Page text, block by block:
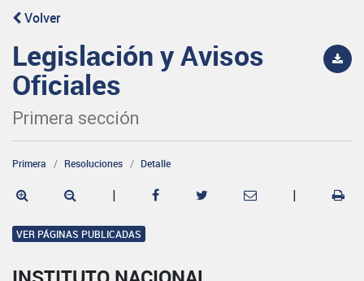
Volver
Legislación y Avisos
Oficiales
Primera sección
Primera Resoluciones Detalle
| |
VER PÁGINAS PUBLICADAS